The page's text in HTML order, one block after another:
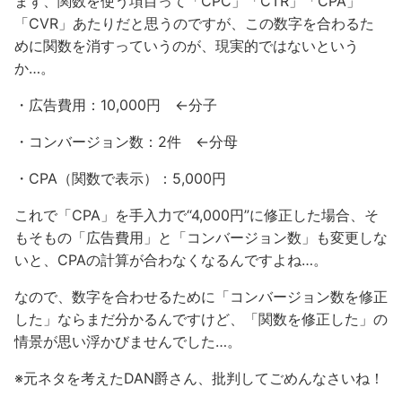
「CVR」あたりだと思うのですが、この数字を合わるた
めに関数を消すっていうのが、現実的ではないという
か…。
・広告費用：10,000円 ←分子
・コンバージョン数：2件 ←分母
・CPA（関数で表示）：5,000円
これで「CPA」を手入力で“4,000円”に修正した場合、そ
もそもの「広告費用」と「コンバージョン数」も変更しな
いと、CPAの計算が合わなくなるんですよね…。
なので、数字を合わせるために「コンバージョン数を修正
した」ならまだ分かるんですけど、「関数を修正した」の
情景が思い浮かびませんでした…。
※元ネタを考えたDAN爵さん、批判してごめんなさいね！